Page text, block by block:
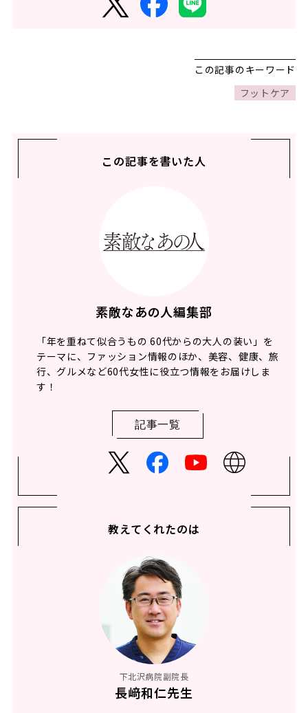
この記事のキーワード
フットケア
この記事を書いた人
素敵なあの人編集部
「年を重ねて似合うもの 60代からの大人の装い」を
テーマに、ファッション情報のほか、美容、健康、旅
行、グルメなど60代女性に役立つ情報をお届けしま
す！
記事一覧
教えてくれたのは
下北沢病院副院長
長﨑和仁先生